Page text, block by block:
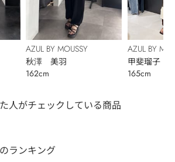
AZUL BY MOUSSY
秋澤 美羽
162cm
AZUL BY
甲斐瑠子
165cm
人がチェックしている商品
ランキング